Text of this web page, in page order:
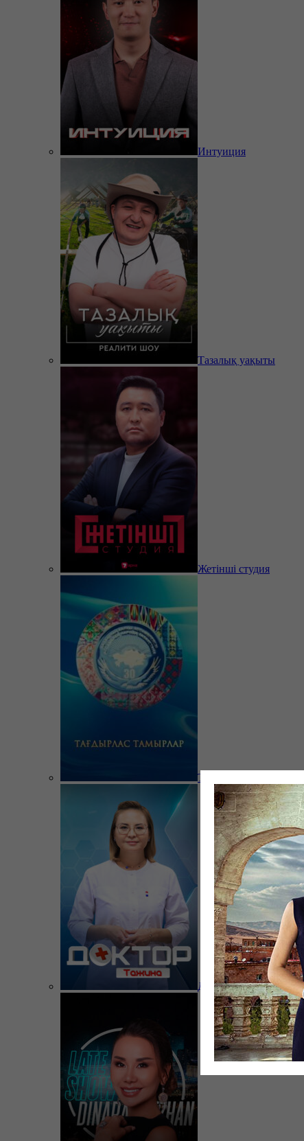
Интуиция
Тазалық уақыты
Жетінші студия
Тағдырлас тамырлар
Доктор Тажина